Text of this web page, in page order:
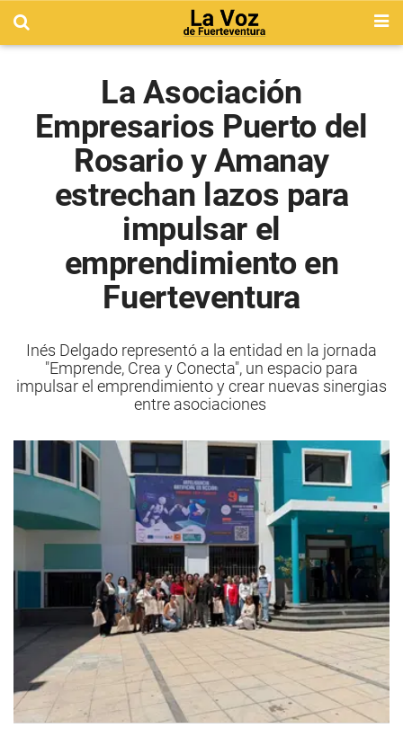
La Asociación
Empresarios Puerto del
Rosario y Amanay
estrechan lazos para
impulsar el
emprendimiento en
Fuerteventura
Inés Delgado representó a la entidad en la jornada
"Emprende, Crea y Conecta", un espacio para
impulsar el emprendimiento y crear nuevas sinergias
entre asociaciones